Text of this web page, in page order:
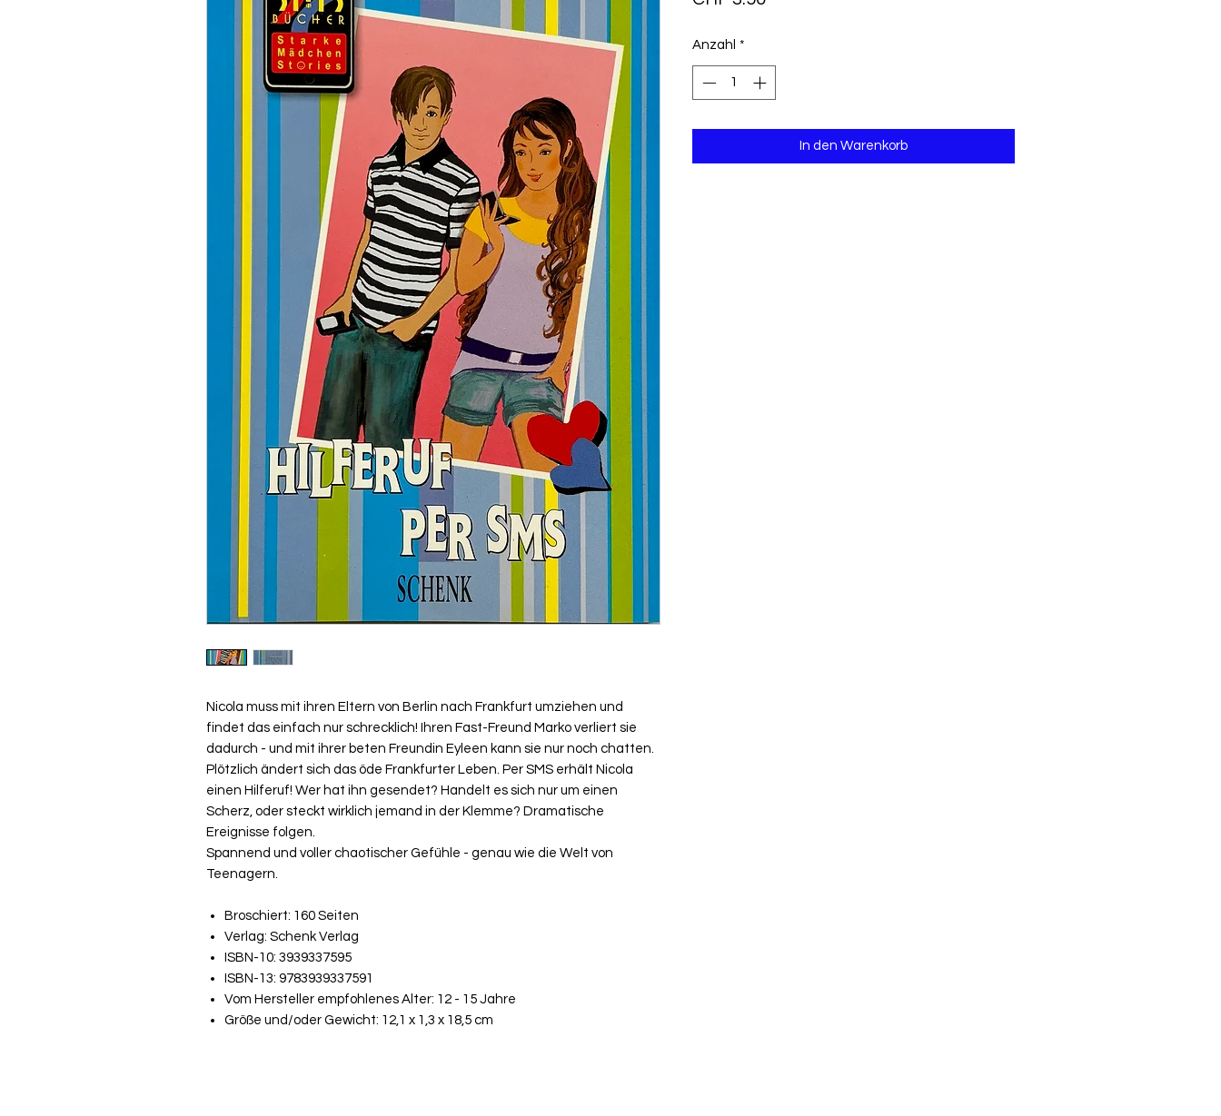
Nicola muss mit ihren Eltern von Berlin nach Frankfurt umziehen und
findet das einfach nur schrecklich! Ihren Fast-Freund Marko verliert sie
dadurch - und mit ihrer beten Freundin Eyleen kann sie nur noch chatten.
Plötzlich ändert sich das öde Frankfurter Leben. Per SMS erhält Nicola
einen Hilferuf! Wer hat ihn gesendet? Handelt es sich nur um einen
Scherz, oder steckt wirklich jemand in der Klemme? Dramatische
Ereignisse folgen.
Spannend und voller chaotischer Gefühle - genau wie die Welt von
Teenagern.
Broschiert: 160 Seiten
Verlag: Schenk Verlag
ISBN-10: 3939337595
ISBN-13: 9783939337591
Vom Hersteller empfohlenes Alter: 12 - 15 Jahre
Größe und/oder Gewicht: 12,1 x 1,3 x 18,5 cm
Anzahl *
In den Warenkorb